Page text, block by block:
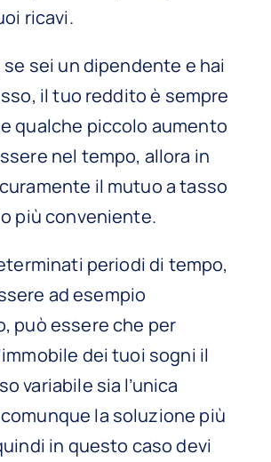
ricavi.
sei un dipendente e hai
il tuo reddito è sempre
qualche piccolo aumento
nel tempo, allora in
il mutuo a tasso
più conveniente.
periodi di tempo,
ad esempio
può essere che per
dei tuoi sogni il
variabile sia l’unica
la soluzione più
in questo caso devi